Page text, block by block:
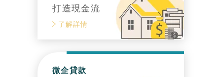
打造現金流
了解詳情
微企貸款